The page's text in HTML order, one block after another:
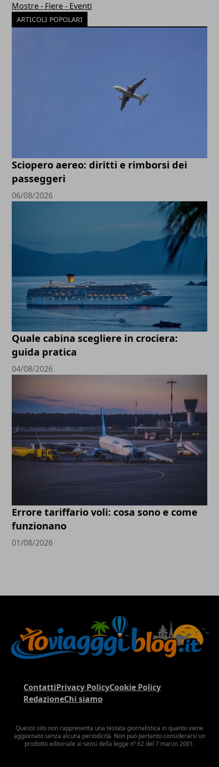
Mostre - Fiere - Eventi
ARTICOLI POPOLARI
Sciopero aereo: diritti e rimborsi dei
passeggeri
06/08/2026
Quale cabina scegliere in crociera:
guida pratica
04/08/2026
Errore tariffario voli: cosa sono e come
funzionano
01/08/2026
ContattiPrivacy PolicyCookie Policy
RedazioneChi siamo
Questo sito non rappresenta una testata giornalistica in quanto viene
aggiornato senza alcuna periodicità. Non può pertanto considerarsi un
prodotto editoriale ai sensi della legge n° 62 del 7 marzo 2001.